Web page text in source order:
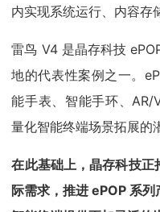
内实现系统运行、内容存
雷鸟 V4 是晶存科技
地的代表性案例之一。
能手表、智能手环、AR/
量化智能终端场景拓展的
在此基础上，晶存科技
际需求，推进 ePOP 系